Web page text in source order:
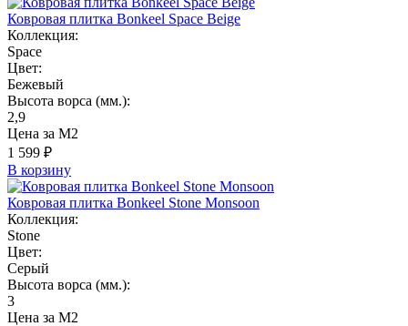
Ковровая плитка Bonkeel Space Beige
Коллекция:
Space
Цвет:
Бежевый
Высота ворса (мм.):
2,9
Цена за М2
1 599 ₽
В корзину
Ковровая плитка Bonkeel Stone Monsoon
Коллекция:
Stone
Цвет:
Серый
Высота ворса (мм.):
3
Цена за М2